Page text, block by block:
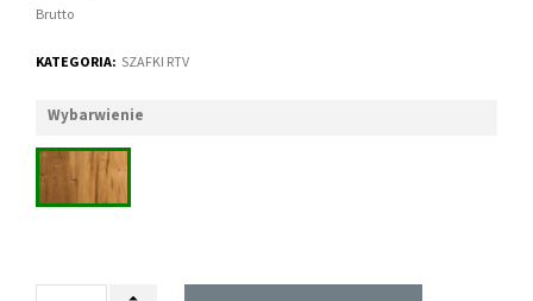
Brutto
KATEGORIA: SZAFKI RTV
Wybarwienie